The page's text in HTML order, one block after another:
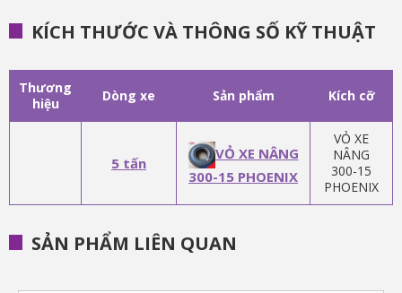
KÍCH THƯỚC VÀ THÔNG SỐ KỸ THUẬT
Thương
hiệu
Dòng xe Sản phẩm Kích cỡ
5 tấn
VỎ XE NÂNG
300-15 PHOENIX
VỎ XE
NÂNG
300-15
PHOENIX
SẢN PHẨM LIÊN QUAN